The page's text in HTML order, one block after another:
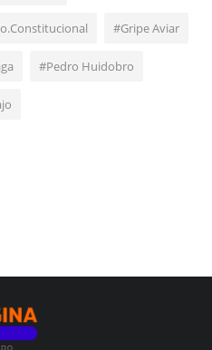
#Gripe Aviar
#Pedro Huidobro